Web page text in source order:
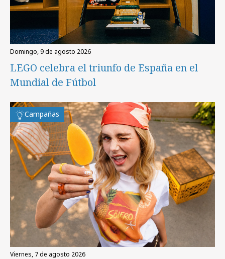
domingo, 9 de agosto 2026
LEGO celebra el triunfo de España en el
Mundial de Fútbol
Campañas
viernes, 7 de agosto 2026